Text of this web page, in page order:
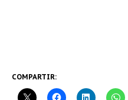
COMPARTIR: